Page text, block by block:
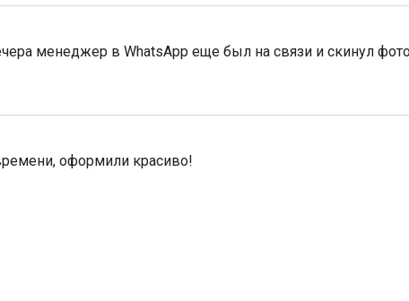
менеджер в WhatsApp еще был на связи и скинул
оформили красиво!